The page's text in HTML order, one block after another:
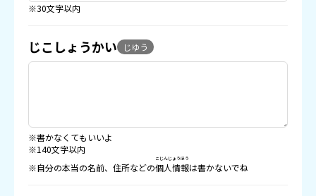
※30文字以内
じこしょうかい じゆう
※書かなくてもいいよ
※140文字以内
※自分の本当の名前、住所などの個人情報
こじんじょうほう
は書かないでね